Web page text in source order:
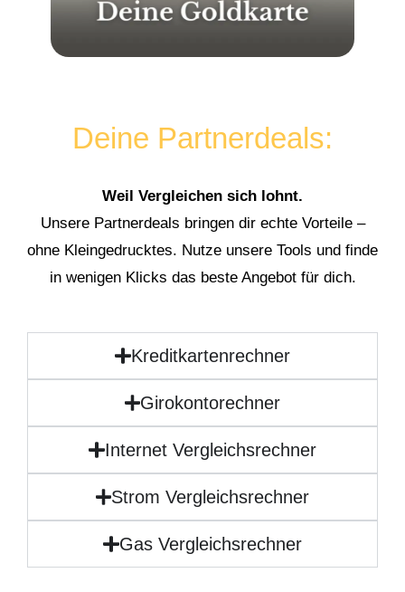
Deine Partnerdeals:
Weil Vergleichen sich lohnt.
Unsere Partnerdeals bringen dir echte Vorteile –
ohne Kleingedrucktes. Nutze unsere Tools und finde
in wenigen Klicks das beste Angebot für dich.
Kreditkartenrechner
Girokontorechner
Internet Vergleichsrechner
Strom Vergleichsrechner
Gas Vergleichsrechner